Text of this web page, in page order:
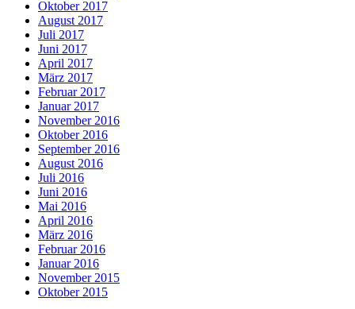
Oktober 2017
August 2017
Juli 2017
Juni 2017
April 2017
März 2017
Februar 2017
Januar 2017
November 2016
Oktober 2016
September 2016
August 2016
Juli 2016
Juni 2016
Mai 2016
April 2016
März 2016
Februar 2016
Januar 2016
November 2015
Oktober 2015